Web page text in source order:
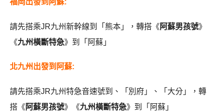
請先搭乘JR九州新幹線到「熊本」，轉搭《 阿蘇男孩號》
《九州橫斷特急》到「阿蘇」
北九州出發到阿蘇:
請先搭乘JR九州特急音速號到、「別府」、「大分」，轉
搭《 阿蘇男孩號》《九州橫斷特急》到「阿蘇」